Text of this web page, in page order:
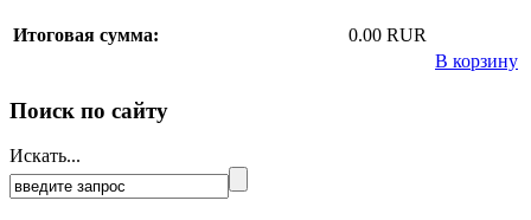
Итоговая сумма:
0.00 RUR
В корзину
Поиск по сайту
Искать...